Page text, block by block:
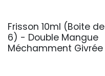
Frisson 10ml (Boite de
6) - Double Mangue
Méchamment Givrée